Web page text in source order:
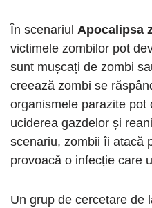
În scenariul Apocalipsa
victimele zombilor pot
sunt mușcați de zombi
creează zombi se
organismele parazite pot
uciderea gazdelor și
scenariu, zombii îi atacă
provoacă o infecție care
Un grup de cercetare de